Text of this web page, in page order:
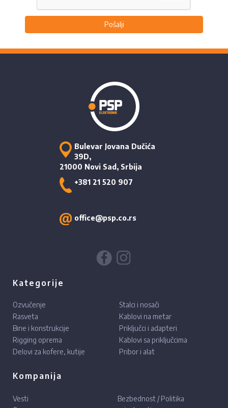
Pošalji
Bulevar Jovana Dučića
39D,
21000 Novi Sad, Srbija
+381 21 520 907
office@psp.co.rs
Kategorije
Ozvučenje
Rasveta
Bine i konstrukcije
Rigging oprema
Delovi za kofere, kutije
Stalci i nosači
Kablovi na metar
Priključci i adapteri
Kablovi sa priključcima
Pribor i alat
Kompanija
Vesti
Bezbednost / Politika